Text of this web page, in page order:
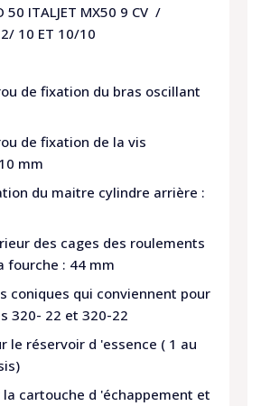
50 ITALJET MX50 9 CV /
10 ET 10/10
de fixation du bras oscillant
de fixation de la vis
mm
du maitre cylindre arrière :
des cages des roulements
fourche : 44 mm
coniques qui conviennent pour
320- 22 et 320-22
le réservoir d 'essence ( 1 au
cartouche d 'échappement et